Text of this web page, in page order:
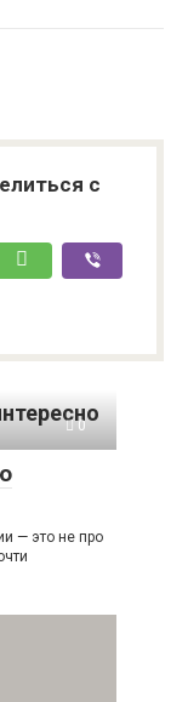
с
0
— это не про